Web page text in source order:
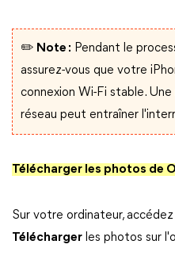
✏️ Note : Pendant le
assurez-vous que votre
connexion Wi-Fi stable.
réseau peut entraîner
Télécharger les photos de
Sur votre ordinateur,
Télécharger les photos sur